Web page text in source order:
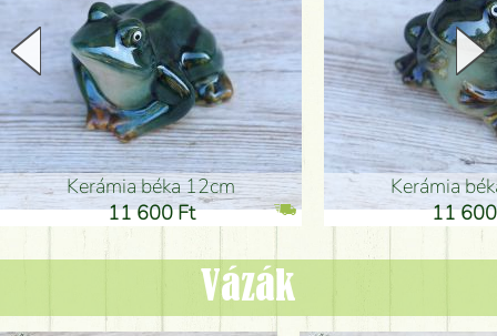
Kerámia béka 12cm
11 600 Ft
Kerámia
11
Vázák